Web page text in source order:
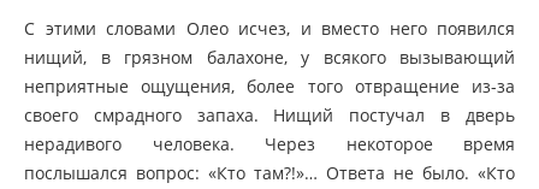
С этими словами Олео исчез, и вместо него появился
нищий, в грязном балахоне, у всякого вызывающий
неприятные ощущения, более того отвращение из-за
своего смрадного запаха. Нищий постучал в дверь
нерадивого человека. Через некоторое время
послышался вопрос: «Кто там?!»… Ответа не было. «Кто